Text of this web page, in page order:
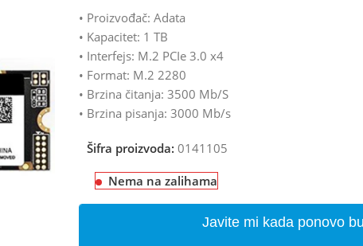
• Proizvođač: Adata
• Kapacitet: 1 TB
• Interfejs: M.2 PCIe 3.0 x4
• Format: M.2 2280
• Brzina čitanja: 3500 Mb/S
• Brzina pisanja: 3000 Mb/s
Šifra proizvoda: 0141105
Nema na zalihama
Javite mi kada ponovo